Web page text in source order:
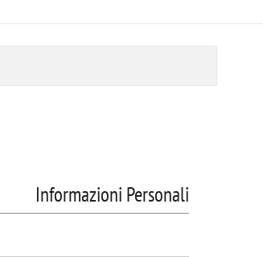
Informazioni Personali